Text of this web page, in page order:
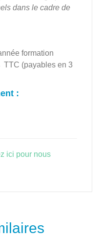
dans le cadre de
formation
TTC (payables en 3
:
ici pour nous